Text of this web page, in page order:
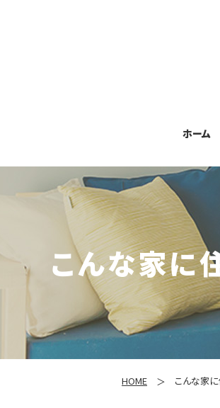
ホーム
こんな家に
HOME こんな家